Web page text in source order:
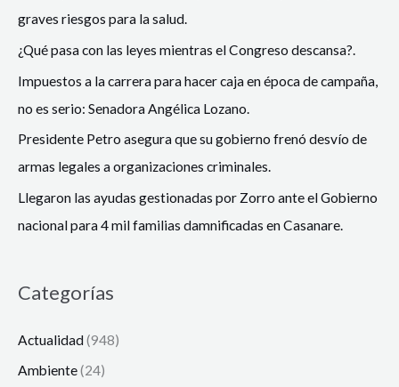
graves riesgos para la salud.
¿Qué pasa con las leyes mientras el Congreso descansa?.
Impuestos a la carrera para hacer caja en época de campaña,
no es serio: Senadora Angélica Lozano.
Presidente Petro asegura que su gobierno frenó desvío de
armas legales a organizaciones criminales.
Llegaron las ayudas gestionadas por Zorro ante el Gobierno
nacional para 4 mil familias damnificadas en Casanare.
Categorías
Actualidad(948)
Ambiente(24)